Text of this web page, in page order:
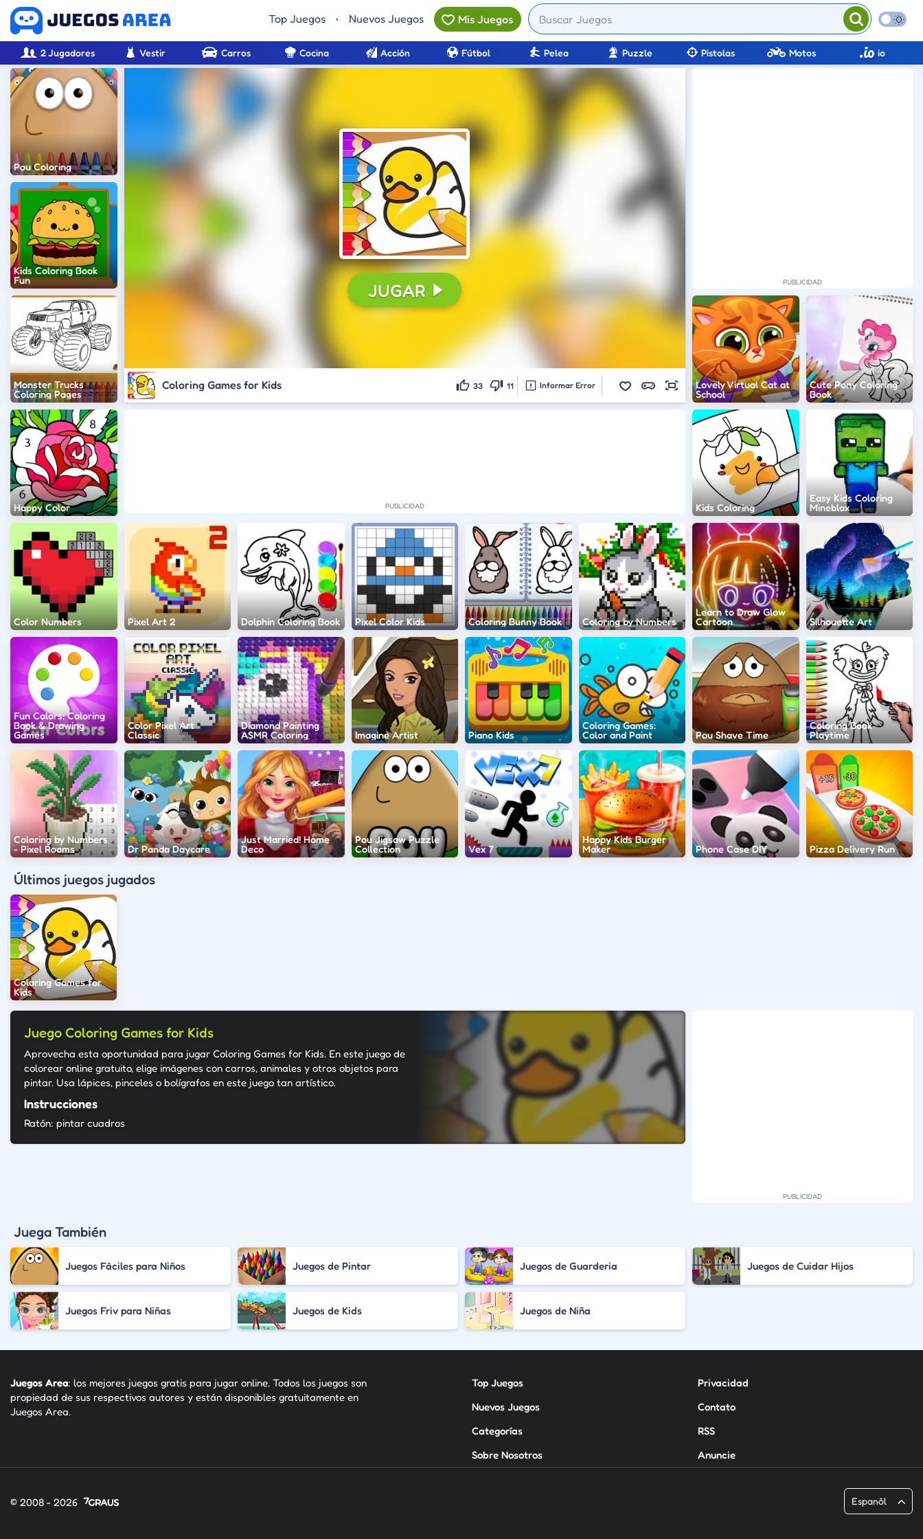
Top Juegos • Nuevos Juegos Mis Juegos
2 Jugadores Vestir Carros Cocina Acción Fútbol Pelea Puzzle Pistolas Motos io
JUGAR
CONTINUAR
Coloring Games for Kids 33 11 Informar Error
Pou Coloring
Kids Coloring Book
Fun
Monster Trucks
Coloring Pages
Lovely Virtual Cat at
School
Cute Pony Coloring
Book
Happy Color Kids Coloring
Easy Kids Coloring
Mineblox
Color Numbers Pixel Art 2 Dolphin Coloring Book Pixel Color Kids Coloring Bunny Book Coloring by Numbers
Learn to Draw Glow
Cartoon
Silhouette Art
Fun Colors: Coloring
Book & Drawing
Games
Color Pixel Art
Classic
Diamond Painting
ASMR Coloring
Imagine Artist Piano Kids
Coloring Games:
Color and Paint
Pou Shave Time
Coloring Book
Playtime
Coloring by Numbers
- Pixel Rooms
Dr Panda Daycare
Just Married! Home
Deco
Pou Jigsaw Puzzle
Collection
Vex 7
Happy Kids Burger
Maker
Phone Case DIY Pizza Delivery Run
Últimos juegos jugados
Coloring Games for
Kids
Juego Coloring Games for Kids
Aprovecha esta oportunidad para jugar Coloring Games for Kids. En este juego de
colorear online gratuito, elige imágenes con carros, animales y otros objetos para
pintar. Usa lápices, pinceles o bolígrafos en este juego tan artístico.
Instrucciones
Ratón: pintar cuadros
Juega También
Juegos Fáciles para Niños Juegos de Pintar Juegos de Guarderia Juegos de Cuidar Hijos
Juegos Friv para Niñas Juegos de Kids Juegos de Niña
Top Juegos
Nuevos Juegos
Categorías
Sobre Nosotros
Privacidad
Contato
RSS
Anuncie
Juegos Area: los mejores juegos gratis para jugar online. Todos los juegos son
propiedad de sus respectivos autores y están disponibles gratuitamente en
Juegos Area.
© 2008 - 2026 Espanõl